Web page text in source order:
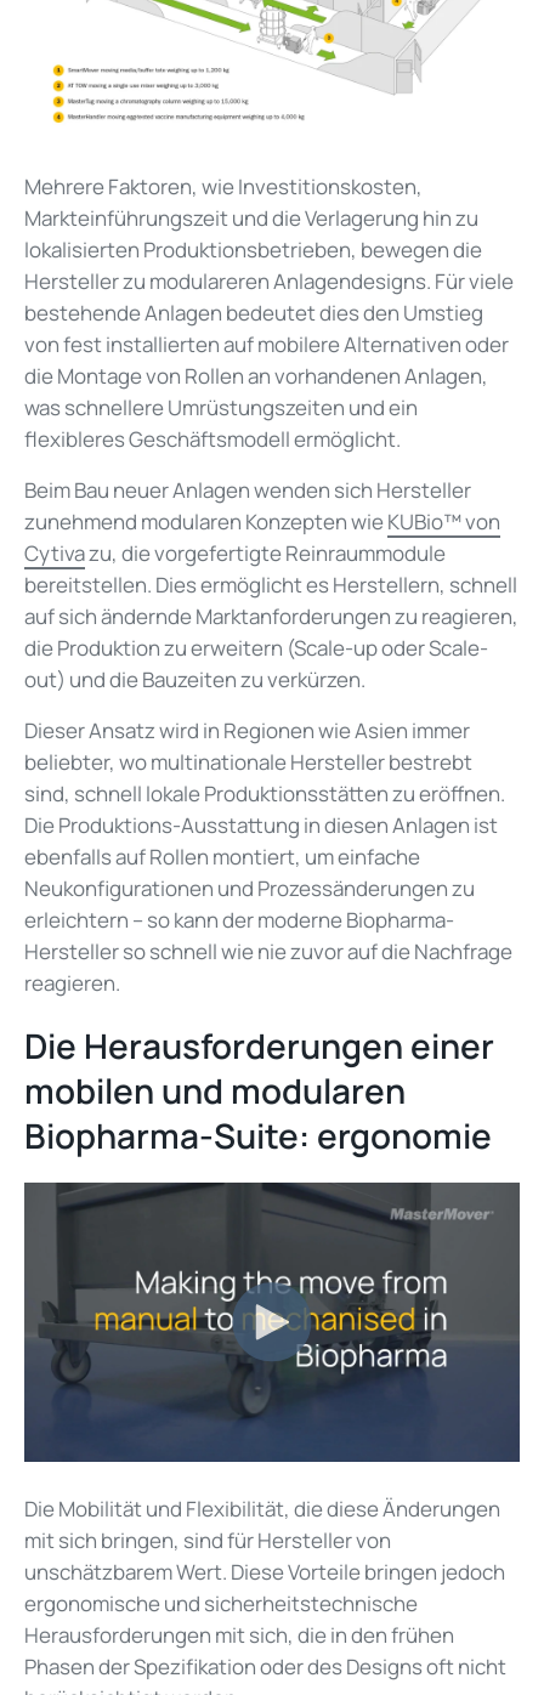
Mehrere Faktoren, wie Investitionskosten,
Markteinführungszeit und die Verlagerung hin zu
lokalisierten Produktionsbetrieben, bewegen die
Hersteller zu modulareren Anlagendesigns. Für viele
bestehende Anlagen bedeutet dies den Umstieg
von fest installierten auf mobilere Alternativen oder
die Montage von Rollenan vorhandenen Anlagen,
was schnellere Umrüstungszeiten und ein
flexibleres Geschäftsmodell ermöglicht.
Beim Bau neuer Anlagen wenden sich Hersteller
zunehmend modularen Konzepten wieKUBio™ von
Cytivazu, die vorgefertigte Reinraummodule
bereitstellen. Dies ermöglicht es Herstellern, schnell
auf sich ändernde Marktanforderungen zu reagieren,
die Produktion zu erweitern (Scale-up oder Scale-
out) und dieBauzeiten zu verkürzen.
Dieser Ansatz wird in Regionen wie Asien immer
beliebter, wo multinationale Hersteller bestrebt
sind, schnell lokale Produktionsstätten zu eröffnen.
Die Produktions-Ausstattung in diesen Anlagen ist
ebenfalls auf Rollen montiert, um einfache
Neukonfigurationen und Prozessänderungen zu
erleichtern – so kann der moderne Biopharma-
Hersteller so schnell wie nie zuvor auf die Nachfrage
reagieren.
Die Herausforderungen einer
mobilen und modularen
Biopharma-Suite: ergonomie
Die Mobilität und Flexibilität, die diese Änderungen
mit sich bringen, sind für Hersteller von
unschätzbarem Wert. Diese Vorteile bringen jedoch
ergonomische und sicherheitstechnische
Herausforderungen mit sich, die in den frühen
Phasen der Spezifikation oder des Designs oft nicht